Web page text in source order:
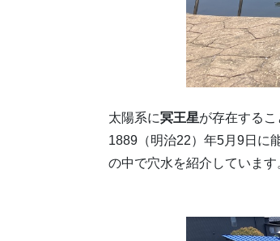
太陽系に冥王星が存在する
1889（明治22）年5月9日に
の中で穴水を紹介しています